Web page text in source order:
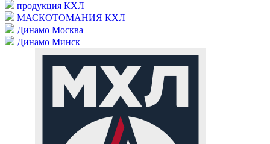
продукция КХЛ
МАСКОТОМАНИЯ КХЛ
Динамо Москва
Динамо Минск